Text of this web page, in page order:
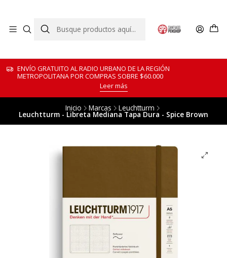
ENVÍO GRATUITO AL RADIO URBANO DE LA REGIÓN
METROPOLITANA POR COMPRAS SOBRE $60.000
Leer más
Inicio Marcas Leuchtturm
Leuchtturm - Libreta Mediana Tapa Dura - Spice Brown